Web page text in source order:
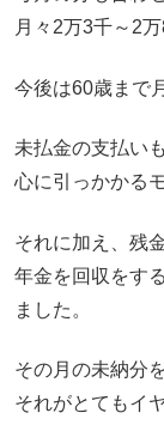
月々2万3千～2
今後は60歳まで
未払金の支払い
心に引っかかる
それに加え、残
年金を回収をす
ました。
その月の未納分
それがとてもイ